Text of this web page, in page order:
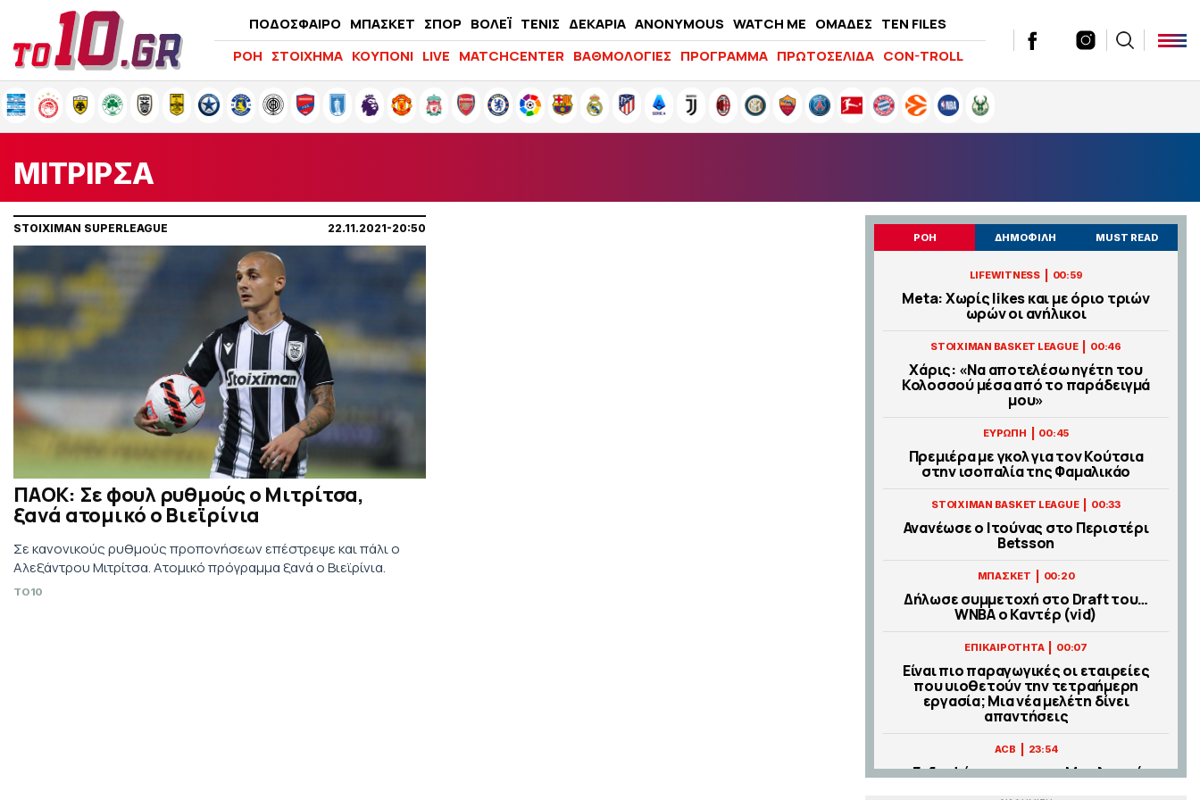
ΠΟΔΟΣΦΑΙΡΟ ΜΠΑΣΚΕΤ ΣΠΟΡ ΒΟΛΕΪ ΤΕΝΙΣ ΔΕΚΑΡΙΑ ANONYMOUS WATCH ME ΟΜΑΔΕΣ TEN FILES
LIFEWITNESS
ΡΟΗ ΣΤΟΙΧΗΜΑ ΚΟΥΠΟΝΙ LIVE MATCHCENTER ΒΑΘΜΟΛΟΓΙΕΣ ΠΡΟΓΡΑΜΜΑ ΠΡΩΤΟΣΕΛΙΔΑ CON-TROLL
ΜΙΤΡΙΡΣΑ
STOIXIMAN SUPERLEAGUE 22.11.2021-20:50
ΠΑΟΚ: Σε φουλ ρυθμούς ο Μιτρίτσα,
ξανά ατομικό ο Βιεϊρίνια
Σε κανονικούς ρυθμούς προπονήσεων επέστρεψε και πάλι ο
Αλεξάντρου Μιτρίτσα. Ατομικό πρόγραμμα ξανά ο Βιεϊρίνια.
TO10
ΡΟΗ ΔΗΜΟΦΙΛΗ MUST READ
LIFEWITNESS 00:59
Meta: Χωρίς likes και με όριο τριών
ωρών οι ανήλικοι
STOIXIMAN BASKET LEAGUE 00:46
Χάρις: «Να αποτελέσω ηγέτη του
Κολοσσού μέσα από το παράδειγμά
μου»
ΕΥΡΩΠΗ 00:45
Πρεμιέρα με γκολ για τον Κούτσια
στην ισοπαλία της Φαμαλικάο
STOIXIMAN BASKET LEAGUE 00:33
Ανανέωσε ο Ιτούνας στο Περιστέρι
Betsson
ΜΠΑΣΚΕΤ 00:20
Δήλωσε συμμετοχή στο Draft του…
WNBA ο Καντέρ (vid)
ΕΠΙΚΑΙΡΟΤΗΤΑ 00:07
Είναι πιο παραγωγικές οι εταιρείες
που υιοθετούν την τετραήμερη
εργασία; Μια νέα μελέτη δίνει
απαντήσεις
ACB 23:54
«Ενδιαφέρεται για τον Μπολομπόι